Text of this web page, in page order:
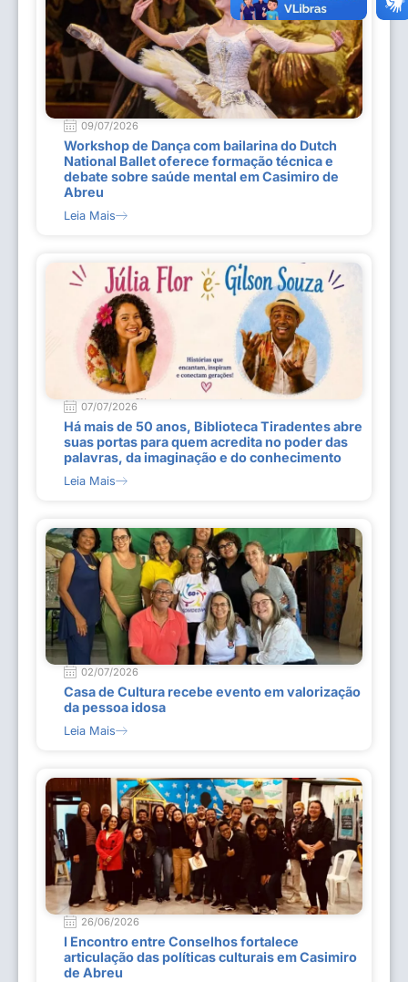
09/07/2026
Workshop de Dança com bailarina do Dutch
National Ballet oferece formação técnica e
debate sobre saúde mental em Casimiro de
Abreu
Leia Mais
07/07/2026
Há mais de 50 anos, Biblioteca Tiradentes abre
suas portas para quem acredita no poder das
palavras, da imaginação e do conhecimento
Leia Mais
02/07/2026
Casa de Cultura recebe evento em valorização
da pessoa idosa
Leia Mais
26/06/2026
I Encontro entre Conselhos fortalece
articulação das políticas culturais em Casimiro
de Abreu